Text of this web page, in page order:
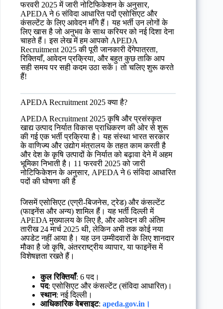
फरवरी 2025 में जारी नोटिफिकेशन के अनुसार,
APEDA ने 6 संविदा आधारित पदों एसोसिएट और
कंसल्टेंट के लिए आवेदन माँगे हैं। यह भर्ती उन लोगों के
लिए खास है जो अनुभव के साथ करियर को नई दिशा देना
चाहते हैं। इस लेख में हम आपको APEDA
Recruitment 2025 की पूरी जानकारी देंगेपात्रता,
रिक्तियाँ, आवेदन प्रक्रिया, और बहुत कुछ ताकि आप
सही समय पर सही कदम उठा सकें। तो चलिए शुरू करते
हैं!
APEDA Recruitment 2025 क्या है?
APEDA Recruitment 2025 कृषि और प्रसंस्कृत
खाद्य उत्पाद निर्यात विकास प्राधिकरण की ओर से शुरू
की गई एक भर्ती प्रक्रिया है। यह संस्था भारत सरकार
के वाणिज्य और उद्योग मंत्रालय के तहत काम करती है
और देश के कृषि उत्पादों के निर्यात को बढ़ावा देने में अहम
भूमिका निभाती है। 11 फरवरी 2025 को जारी
नोटिफिकेशन के अनुसार, APEDA ने 6 संविदा आधारित
पदों की घोषणा की है
जिसमें एसोसिएट (एग्री-बिजनेस, ट्रेड) और कंसल्टेंट
(फाइनेंस और अन्य) शामिल हैं। यह भर्ती दिल्ली में
APEDA मुख्यालय के लिए है, और आवेदन की अंतिम
तारीख 24 मार्च 2025 थी, लेकिन अभी तक कोई नया
अपडेट नहीं आया है। यह उन उम्मीदवारों के लिए शानदार
मौका है जो कृषि, अंतरराष्ट्रीय व्यापार, या फाइनेंस में
विशेषज्ञता रखते हैं।
कुल रिक्तियाँ: 6 पद।
पद: एसोसिएट और कंसल्टेंट (संविदा आधारित)।
स्थान: नई दिल्ली।
आधिकारिक वेबसाइट: apeda.gov.in।